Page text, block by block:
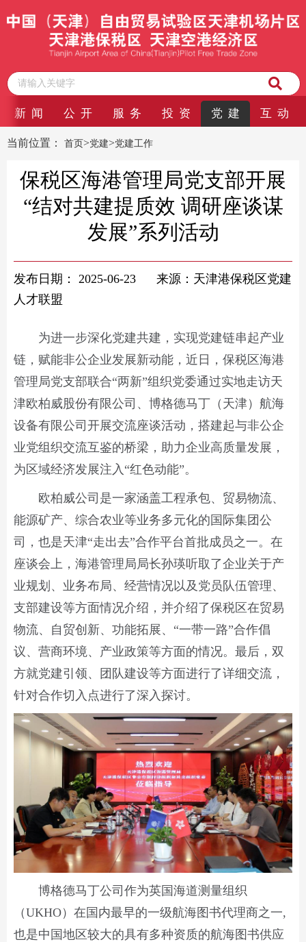
新 闻 公 开 服 务 投 资 党 建 互 动
当前位置： 首页>党建>党建工作
保税区海港管理局党支部开展
“结对共建提质效 调研座谈谋
发展”系列活动
发布日期： 2025-06-23
来源：天津港保税区党建
人才联盟
为进一步深化党建共建，实现党建链串起产业
链，赋能非公企业发展新动能，近日，保税区海港
管理局党支部联合“两新”组织党委通过实地走访天
津欧柏威股份有限公司、博格德马丁（天津）航海
设备有限公司开展交流座谈活动，搭建起与非公企
业党组织交流互鉴的桥梁，助力企业高质量发展，
为区域经济发展注入“红色动能”。
欧柏威公司是一家涵盖工程承包、贸易物流、
能源矿产、综合农业等业务多元化的国际集团公
司，也是天津“走出去”合作平台首批成员之一。在
座谈会上，海港管理局局长孙瑛听取了企业关于产
业规划、业务布局、经营情况以及党员队伍管理、
支部建设等方面情况介绍，并介绍了保税区在贸易
物流、自贸创新、功能拓展、“一带一路”合作倡
议、营商环境、产业政策等方面的情况。最后，双
方就党建引领、团队建设等方面进行了详细交流，
针对合作切入点进行了深入探讨。
博格德马丁公司作为英国海道测量组织
（UKHO）在国内最早的一级航海图书代理商之一,
也是中国地区较大的具有多种资质的航海图书供应